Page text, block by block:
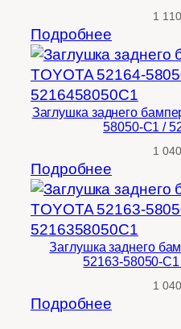
1
Подробнее
Заглушка заднего
58050-C1 /
1
Подробнее
Заглушка заднего
52163-58050-
1
Подробнее